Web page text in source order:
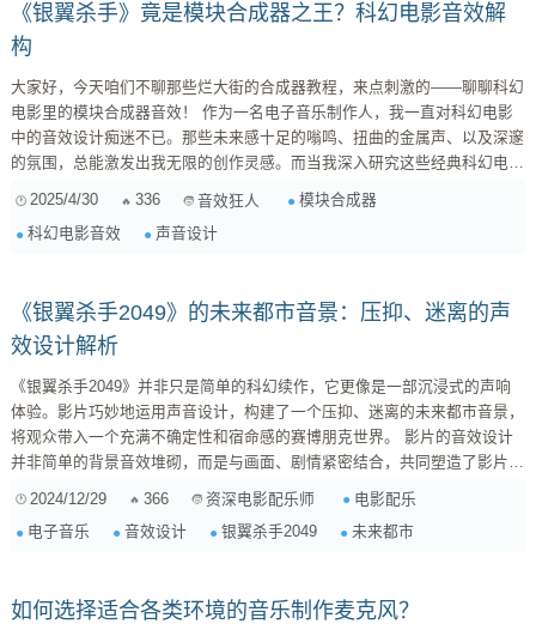
《银翼杀手》竟是模块合成器之王？科幻电影音效解
构
大家好，今天咱们不聊那些烂大街的合成器教程，来点刺激的——聊聊科幻
电影里的模块合成器音效！ 作为一名电子音乐制作人，我一直对科幻电影
中的音效设计痴迷不已。那些未来感十足的嗡鸣、扭曲的金属声、以及深邃
的氛围，总能激发出我无限的创作灵感。而当我深入研究这些经典科幻电影
的幕后制作时，我惊讶地发现，模块合成器竟然是打造这些令人难忘音效的
立的模块组成的合成器系统。每个模块都负责特定的功能，例如振荡器、滤
2025/4/30 336 音效狂人
模块合成器
科幻电影音效
声音设计
《银翼杀手2049》的未来都市音景：压抑、迷离的声
效设计解析
《银翼杀手2049》并非只是简单的科幻续作，它更像是一部沉浸式的声响
体验。影片巧妙地运用声音设计，构建了一个压抑、迷离的未来都市音景，
将观众带入一个充满不确定性和宿命感的赛博朋克世界。 影片的音效设计
并非简单的背景音效堆砌，而是与画面、剧情紧密结合，共同塑造了影片的
作声，营造出一种压迫感，暗示着这个世界的冰冷和残酷。这些低频音效不
仅存在于动作场景中，也贯穿于平静的日常生活中，潜移默化地影响着观众
2024/12/29 366 资深电影配乐师
电影配乐
电子音乐
音效设计 银翼杀手2049 未来都市
如何选择适合各类环境的音乐制作麦克风？